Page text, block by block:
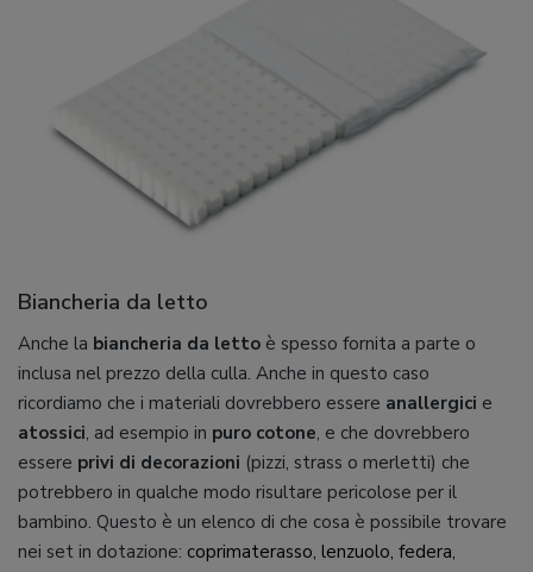
Biancheria da letto
Anche la biancheria da letto è spesso fornita a parte o
inclusa nel prezzo della culla. Anche in questo caso
ricordiamo che i materiali dovrebbero essere anallergici e
atossici, ad esempio in puro cotone, e che dovrebbero
essere privi di decorazioni (pizzi, strass o merletti) che
potrebbero in qualche modo risultare pericolose per il
bambino. Questo è un elenco di che cosa è possibile trovare
nei set in dotazione: coprimaterasso, lenzuolo, federa,